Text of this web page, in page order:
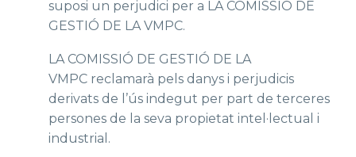
suposi un perjudici per a LA COMISSIÓ DE
GESTIÓ DE LA VMPC.
LA COMISSIÓ DE GESTIÓ DE LA
VMPC reclamarà pels danys i perjudicis
derivats de l’ús indegut per part de terceres
persones de la seva propietat intel·lectual i
industrial.